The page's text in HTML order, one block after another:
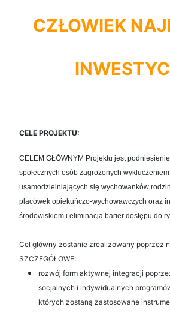
CZŁOWIEK
CELE PROJEKTU:
CELEM GŁÓWNYM Projektu jest
społecznych osób zagrożonych
usamodzielniających się wychowanków
placówek opiekuńczo-wychowawczych oraz
środowiskiem i eliminacja barier dostępu do
Cel główny zostanie zrealizowany poprzez
SZCZEGÓŁOWE:
rozwój form aktywnej integracji
socjalnych i indywidualnych
których zostaną zastosowane